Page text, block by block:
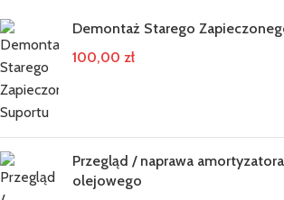
Demontaż Starego
100,00 zł
Przegląd / naprawa
olejowego